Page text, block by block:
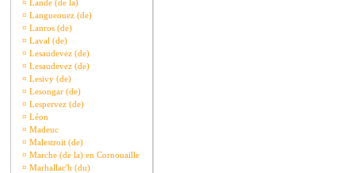
¤ Lande (de la)
¤ Langueouez (de)
¤ Lanros (de)
¤ Laval (de)
¤ Lesaudevez (de)
¤ Lesaudevez (de)
¤ Lesivy (de)
¤ Lesongar (de)
¤ Lespervez (de)
¤ Léon
¤ Madeuc
¤ Malestroit (de)
¤ Marche (de la) en Cornouaille
¤ Marhallac'h (du)